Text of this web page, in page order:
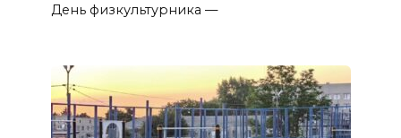
День физкультурника —